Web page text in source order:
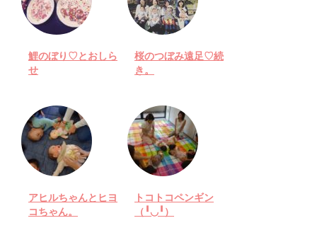
鯉のぼり♡とおしら
せ
桜のつぼみ遠足♡続
き。
アヒルちゃんとヒヨ
コちゃん。
トコトコペンギン
（╹◡╹）